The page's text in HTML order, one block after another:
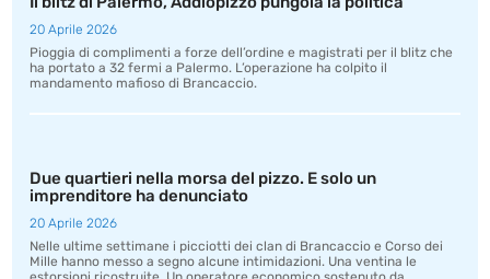
20 Aprile 2026
Pioggia di complimenti a forze dell’ordine e magistrati per il blitz che
ha portato a 32 fermi a Palermo. L’operazione ha colpito il
mandamento mafioso di Brancaccio.
Due quartieri nella morsa del pizzo. E solo un
imprenditore ha denunciato
20 Aprile 2026
Nelle ultime settimane i picciotti dei clan di Brancaccio e Corso dei
Mille hanno messo a segno alcune intimidazioni. Una ventina le